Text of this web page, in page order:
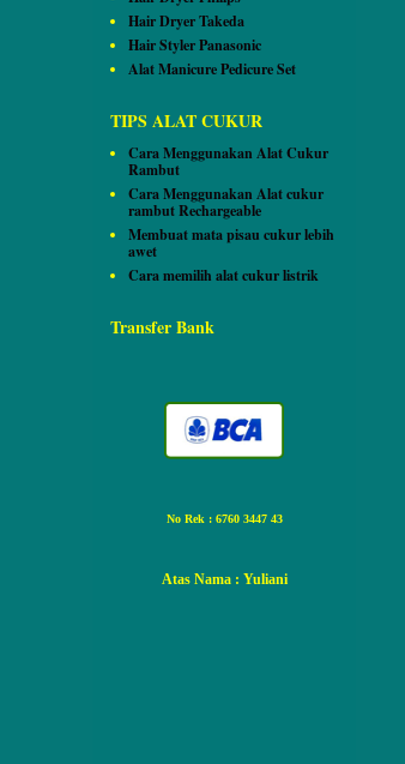
Hair Dryer Takeda
Hair Styler Panasonic
Alat Manicure Pedicure Set
TIPS ALAT CUKUR
Cara Menggunakan Alat Cukur
Rambut
Cara Menggunakan Alat cukur
rambut Rechargeable
Membuat mata pisau cukur lebih
awet
Cara memilih alat cukur listrik
Transfer Bank
No Rek : 6760 3447 43
Atas Nama : Yuliani